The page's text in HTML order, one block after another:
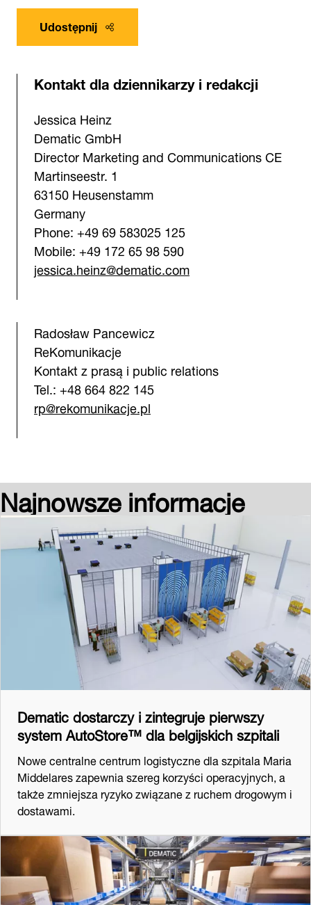
Udostępnij
Kontakt dla dziennikarzy i redakcji
Jessica Heinz
Dematic GmbH
Director Marketing and Communications CE
Martinseestr. 1
63150 Heusenstamm
Germany
Phone: +49 69 583025 125
Mobile: +49 172 65 98 590
jessica.heinz@dematic.com
Radosław Pancewicz
ReKomunikacje
Kontakt z prasą i public relations
Tel.: +48 664 822 145
rp@rekomunikacje.pl
Najnowsze informacje
Dematic dostarczy i zintegruje pierwszy
system AutoStore™ dla belgijskich szpitali
Nowe centralne centrum logistyczne dla szpitala Maria
Middelares zapewnia szereg korzyści operacyjnych, a
także zmniejsza ryzyko związane z ruchem drogowym i
dostawami.